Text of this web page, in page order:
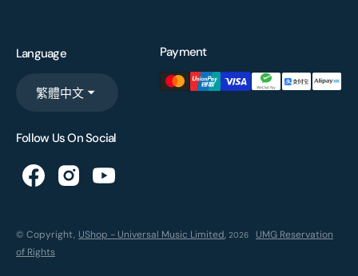
Language
繁體中文
Payment
Follow Us On Social
© Copyright, UShop - Universal Music Limited, 2026
UMG Reservation
of Rights